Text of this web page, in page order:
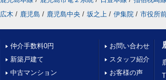
広木 / 鹿児島 / 鹿児島中央 / 坂之上 / 伊集院 / 市役所
仲介手数料0円
新築戸建て
中古マンション
お問い合わせ
スタッフ紹介
お客様の声